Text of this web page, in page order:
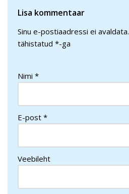
Lisa kommentaar
Sinu e-postiaadressi ei avaldata.
tähistatud *-ga
Nimi *
E-post *
Veebileht